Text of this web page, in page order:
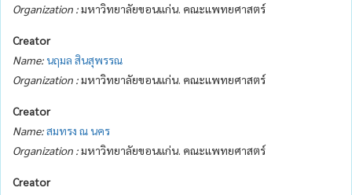
Organization :มหาวิทยาลัยขอนแก่น. คณะแพทยศาสตร์
Creator
Name:นฤมล สินสุพรรณ
Organization :มหาวิทยาลัยขอนแก่น. คณะแพทยศาสตร์
Creator
Name:สมทรง ณ นคร
Organization :มหาวิทยาลัยขอนแก่น. คณะแพทยศาสตร์
Creator